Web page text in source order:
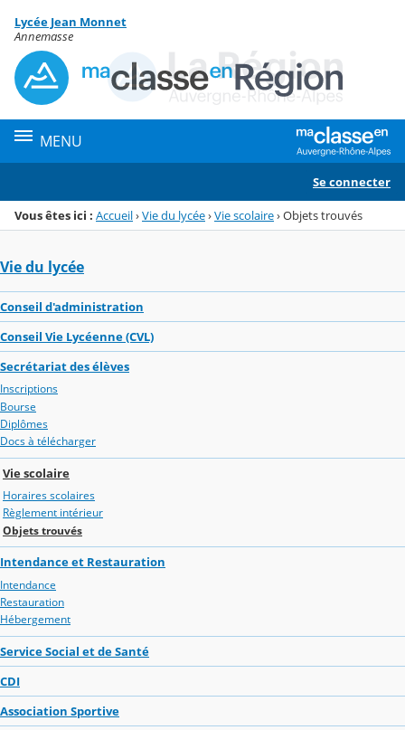
Menu de la rubrique
Contenu
Lycée Jean Monnet
Annemasse
MENU
Se connecter
Vous êtes ici : Accueil›Vie du lycée›Vie scolaire›Objets trouvés
Vie du lycée
Conseil d'administration
Conseil Vie Lycéenne (CVL)
Secrétariat des élèves
Inscriptions
Bourse
Diplômes
Docs à télécharger
Vie scolaire
Horaires scolaires
Règlement intérieur
Objets trouvés
Intendance et Restauration
Intendance
Restauration
Hébergement
Service Social et de Santé
CDI
Association Sportive